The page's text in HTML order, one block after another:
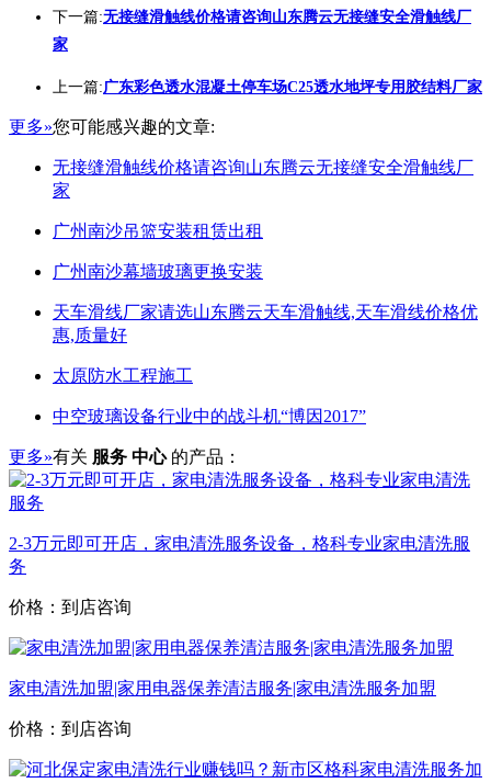
下一篇:无接缝滑触线价格请咨询山东腾云无接缝安全滑触线厂
家
上一篇:广东彩色透水混凝土停车场C25透水地坪专用胶结料厂家
更多»您可能感兴趣的文章:
无接缝滑触线价格请咨询山东腾云无接缝安全滑触线厂
家
广州南沙吊篮安装租赁出租
广州南沙幕墙玻璃更换安装
天车滑线厂家请选山东腾云天车滑触线,天车滑线价格优
惠,质量好
太原防水工程施工
中空玻璃设备行业中的战斗机“博因2017”
更多»有关 服务 中心 的产品：
2-3万元即可开店，家电清洗服务设备，格科专业家电清洗服
务
价格：到店咨询
家电清洗加盟|家用电器保养清洁服务|家电清洗服务加盟
价格：到店咨询